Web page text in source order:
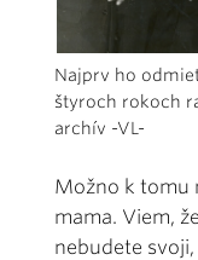
Najprv ho
štyroch rokoch
archív -VL-
Možno k tomu
mama. Viem,
nebudete